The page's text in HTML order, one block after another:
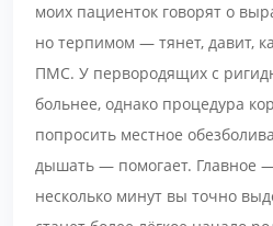
моих пациенток говорят о
но терпимом — тянет, давит,
ПМС. У первородящих с
больнее, однако процедура
попросить местное
дышать — помогает. Главное
несколько минут вы точно